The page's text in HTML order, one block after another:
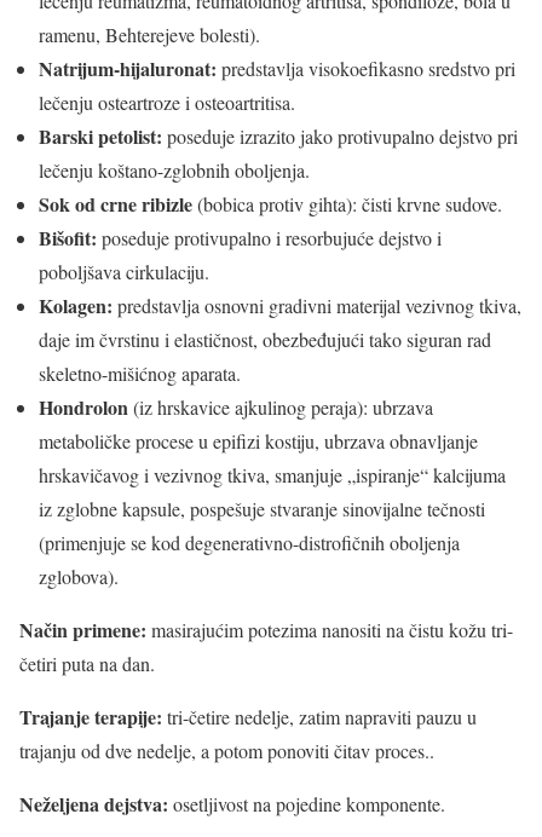
ramenu, Behterejeve bolesti).
Natrijum-hijaluronat: predstavlja visokoefikasno sredstvo pri
lečenju osteartroze i osteoartritisa.
Barski petolist: poseduje izrazito jako protivupalno dejstvo pri
lečenju koštano-zglobnih oboljenja.
Sok od crne ribizle(bobica protiv gihta): čisti krvne sudove.
Bišofit: poseduje protivupalno i resorbujuće dejstvo i
poboljšava cirkulaciju.
Kolagen: predstavlja osnovni gradivni materijal vezivnog tkiva,
daje im čvrstinu i elastičnost, obezbeđujući tako siguran rad
skeletno-mišićnog aparata.
Hondrolon(iz hrskavice ajkulinog peraja): ubrzava
metaboličke procese u epifizi kostiju, ubrzava obnavljanje
hrskavičavog i vezivnog tkiva, smanjuje „ispiranje“ kalcijuma
iz zglobne kapsule, pospešuje stvaranje sinovijalne tečnosti
(primenjuje se kod degenerativno-distrofičnih oboljenja
zglobova).
Način primene: masirajućim potezima nanositi na čistu kožu tri-
četiri puta na dan.
Trajanje terapije: tri-četire nedelje, zatim napraviti pauzu u
trajanju od dve nedelje, a potom ponoviti čitav proces..
Neželjena dejstva: osetljivost na pojedine komponente.